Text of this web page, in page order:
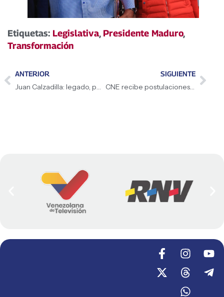
Etiquetas: Legislativa, Presidente Maduro,
Transformación
ANTERIOR
Juan Calzadilla: legado, poesía y cultura nacional
SIGUIENTE
CNE recibe postulaciones de candidatos para el próximo 27-J